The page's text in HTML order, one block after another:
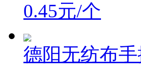
0.45元/个
德阳无纺布